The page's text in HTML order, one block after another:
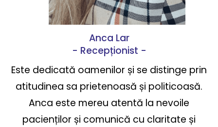
Anca Lar
- Recepționist -
Este dedicată oamenilor și se distinge prin
atitudinea sa prietenoasă și politicoasă.
Anca este mereu atentă la nevoile
pacienților și comunică cu claritate și